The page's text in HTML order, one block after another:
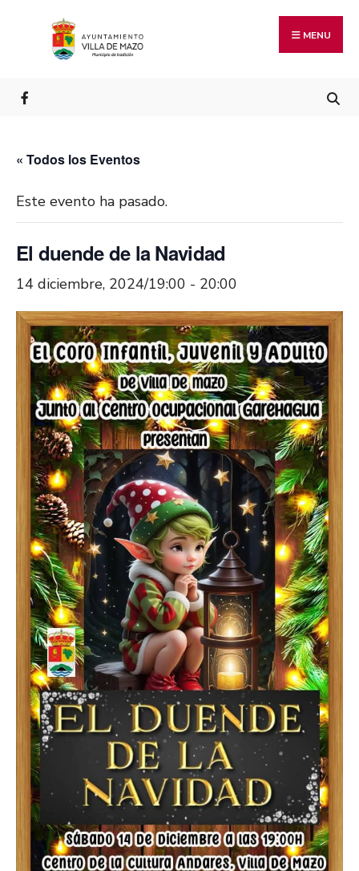
MENU
« Todos los Eventos
Este evento ha pasado.
El duende de la Navidad
14 diciembre, 2024/19:00 - 20:00